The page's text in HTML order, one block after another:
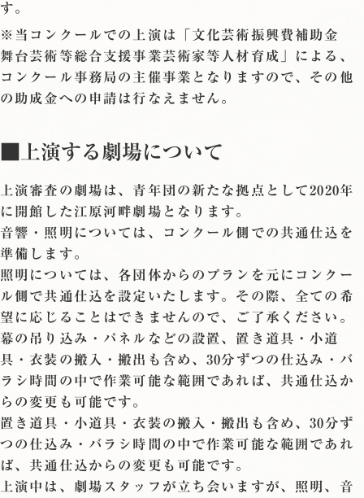
す。
※当コンクールでの上演は「文化芸術振興費補助金
舞台芸術等総合支援事業芸術家等人材育成」による、
コンクール事務局の主催事業となりますので、その他
の助成金への申請は行なえません。
■上演する劇場について
上演審査の劇場は、青年団の新たな拠点として2020年
に開館した江原河畔劇場となります。
音響・照明については、コンクール側での共通仕込を
準備します。
照明については、各団体からのプランを元にコンクー
ル側で共通仕込を設定いたします。その際、全ての希
望に応じることはできませんので、ご了承ください。
幕の吊り込み・パネルなどの設置、置き道具・小道
具・衣装の搬入・搬出も含め、30分ずつの仕込み・バ
ラシ時間の中で作業可能な範囲であれば、共通仕込か
らの変更も可能です。
置き道具・小道具・衣装の搬入・搬出も含め、30分ず
つの仕込み・バラシ時間の中で作業可能な範囲であれ
ば、共通仕込からの変更も可能です。
上演中は、劇場スタッフが立ち会いますが、照明、音